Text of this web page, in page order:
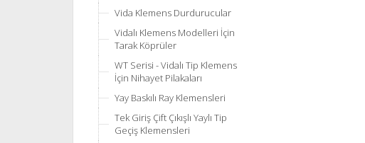
Vida Klemens Durdurucular
Vidalı Klemens Modelleri İçin
Tarak Köprüler
WT Serisi - Vidalı Tip Klemens
İçin Nihayet Pilakaları
Yay Baskılı Ray Klemensleri
Tek Giriş Çift Çıkışlı Yaylı Tip
Geçiş Klemensleri